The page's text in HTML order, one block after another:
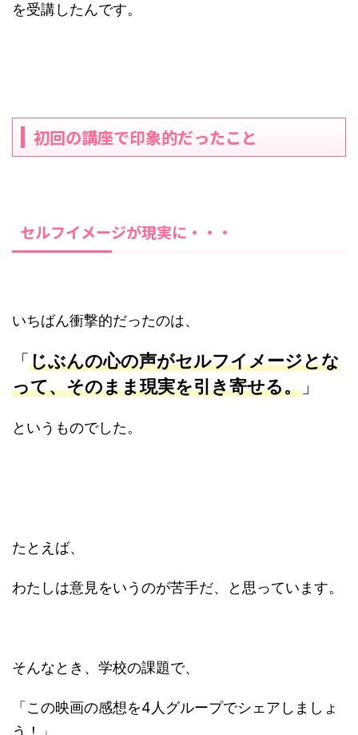
を受講したんです。
初回の講座で印象的だったこと
セルフイメージが現実に・・・
いちばん衝撃的だったのは、
「 じぶんの心の声がセルフイメージとな
って、そのまま現実を引き寄せる。 」
というものでした。
たとえば、
わたしは意見をいうのが苦手だ、と思っています。
そんなとき、学校の課題で、
「この映画の感想を4人グループでシェアしましょ
う！」